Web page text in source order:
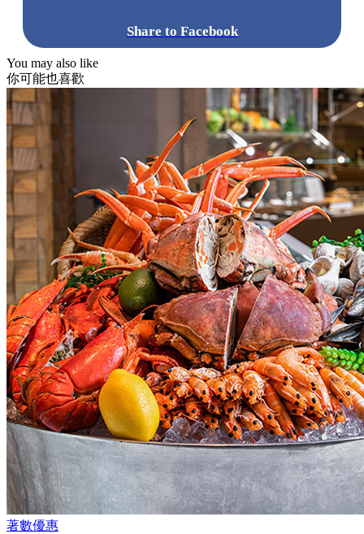
Share to Facebook
You may also like
你可能也喜歡
著數優惠